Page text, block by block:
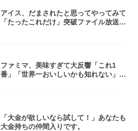
アイス、だまされたと思ってやってみて
「たったこれだけ」突破ファイル放送で
ファミマ、美味すぎて大反響「これ1
番」「世界一おいしいかも知れない」
「大金が欲しいなら試して！」あなたも
大金持ちの仲間入りです。